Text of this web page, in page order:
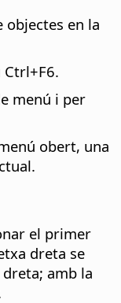
objectes en la
Ctrl+F6.
menú i per
obert, una
el primer
dreta se
amb la